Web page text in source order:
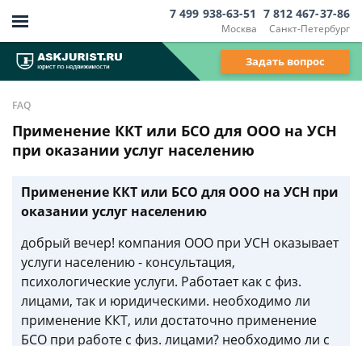
Москва
7 499 938-63-51
Санкт-Петербург
7 812 467-37-86
Задать вопрос
FAQ
Применение ККТ или БСО для ООО на УСН
при оказании услуг населению
Применение ККТ или БСО для ООО на УСН при
оказании услуг населению
добрый вечер! компания ООО при УСН оказывает
услуги населению - консультация,
психологические услуги. Работает как с физ.
лицами, так и юридическими. необходимо ли
применение ККТ, или достаточно применение
БСО при работе с физ. лицами? необходимо ли с